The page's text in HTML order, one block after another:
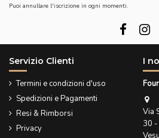
Puoi annullare l'iscrizione in ogni momenti.
Servizio Clienti
Termini e condizioni d'uso
Spedizioni e Pagamenti
Resi & Rimborsi
Privacy
I
Via
30 -